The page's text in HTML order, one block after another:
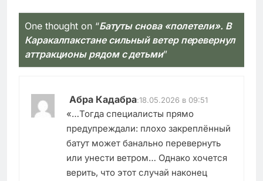
One thought on “Батуты снова «полетели». В
Каракалпакстане сильный ветер перевернул
аттракционы рядом с детьми”
Абра Кадабра:18.05.2026 в 09:51
«…Тогда специалисты прямо
предупреждали: плохо закреплённый
батут может банально перевернуть
или унести ветром… Однако хочется
верить, что этот случай наконец